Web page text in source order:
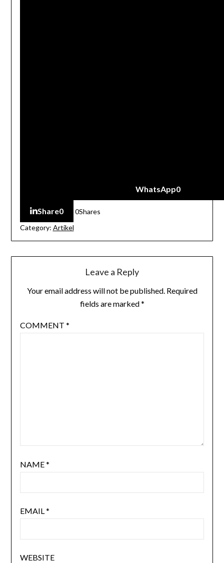
WhatsApp0
Share0 0Shares
Category: Artikel
Leave a Reply
Your email address will not be published. Required
fields are marked*
COMMENT *
NAME*
EMAIL*
WEBSITE